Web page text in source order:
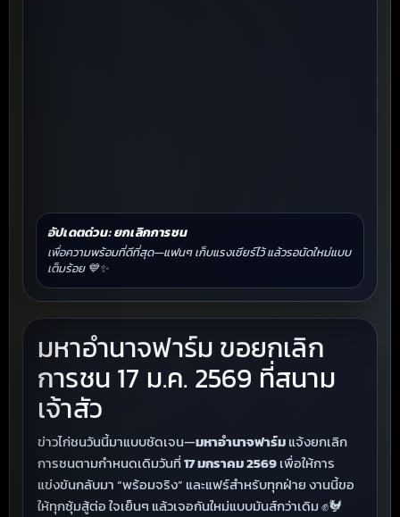
อัปเดตด่วน: ยกเลิกการชน
เพื่อความพร้อมที่ดีที่สุด—แฟนๆ เก็บแรงเชียร์ไว้ แล้วรอนัดใหม่แบบ
เต็มร้อย 💙✨
มหาอำนาจฟาร์ม ขอยกเลิก
การชน 17 ม.ค. 2569 ที่สนาม
เจ้าสัว
ข่าวไก่ชนวันนี้มาแบบชัดเจน—มหาอำนาจฟาร์มแจ้งยกเลิก
การชนตามกำหนดเดิมวันที่17 มกราคม 2569เพื่อให้การ
แข่งขันกลับมา “พร้อมจริง” และแฟร์สำหรับทุกฝ่าย งานนี้ขอ
ให้ทุกซุ้มสู้ต่อ ใจเย็นๆ แล้วเจอกันใหม่แบบมันส์กว่าเดิม ✊🐓